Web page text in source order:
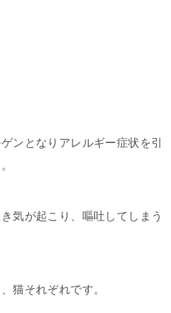
ンとなりアレルギー症状を引
気が起こり、嘔吐してしまう
猫それぞれです。